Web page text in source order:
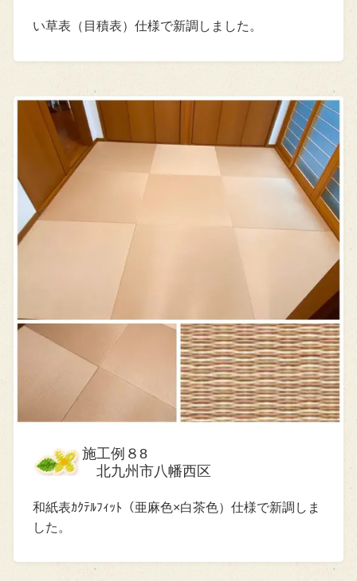
い草表（目積表）仕様で新調しました。
施工例８8
北九州市八幡西区
和紙表ｶｸﾃﾙﾌｨｯﾄ（亜麻色×白茶色）仕様で新調しま
した。